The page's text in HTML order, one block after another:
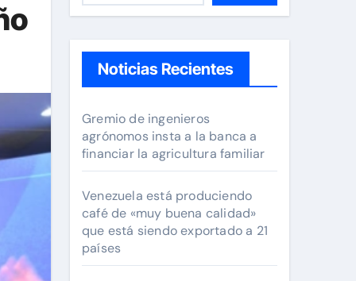
Noticias Recientes
Gremio de ingenieros
agrónomos insta a la banca a
financiar la agricultura familiar
Venezuela está produciendo
café de «muy buena calidad»
que está siendo exportado a 21
países